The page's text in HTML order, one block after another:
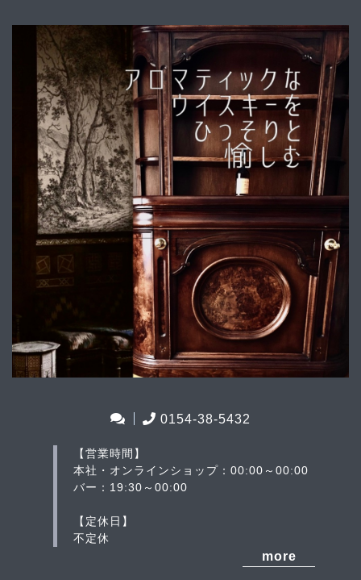
0154-38-5432
【営業時間】
本社・オンラインショップ：00:00～00:00
バー：19:30～00:00
【定休日】
不定休
more